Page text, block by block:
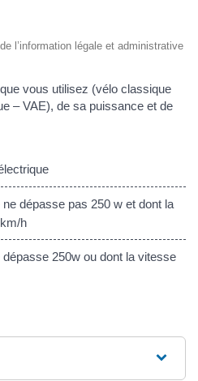
l’information légale et administrative
vous utilisez (vélo classique
– VAE), de sa puissance et de
dépasse pas 250 w et dont la
h
250w ou dont la vitesse